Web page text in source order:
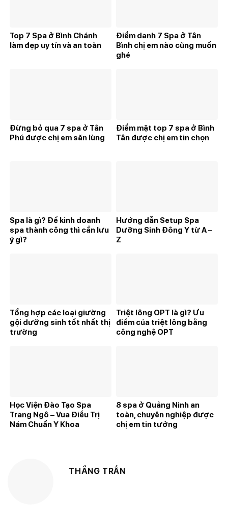
Top 7 Spa ở Bình Chánh
làm đẹp uy tín và an toàn
Điểm danh 7 Spa ở Tân
Bình chị em nào cũng muốn
ghé
Đừng bỏ qua 7 spa ở Tân
Phú được chị em săn lùng
Điểm mặt top 7 spa ở Bình
Tân được chị em tin chọn
Spa là gì? Để kinh doanh
spa thành công thì cần lưu
ý gì?
Hướng dẫn Setup Spa
Dưỡng Sinh Đông Y từ A –
Z
Tổng hợp các loại giường
gội dưỡng sinh tốt nhất thị
trường
Triệt lông OPT là gì? Ưu
điểm của triệt lông bằng
công nghệ OPT
Học Viện Đào Tạo Spa
Trang Ngô – Vua Điều Trị
Nám Chuẩn Y Khoa
8 spa ở Quảng Ninh an
toàn, chuyên nghiệp được
chị em tin tưởng
THẮNG TRẦN